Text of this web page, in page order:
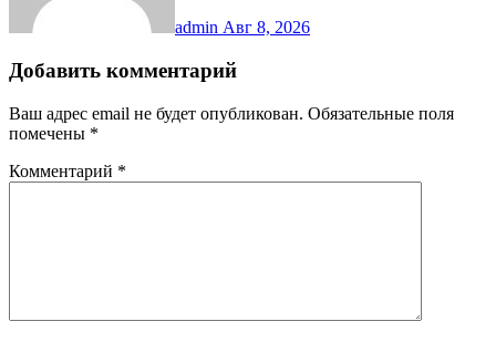
admin Авг 8, 2026
Добавить комментарий
Ваш адрес email не будет опубликован. Обязательные поля
помечены *
Комментарий *